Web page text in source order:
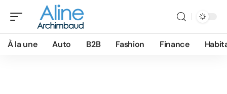
À la une Auto B2B Fashion Finance